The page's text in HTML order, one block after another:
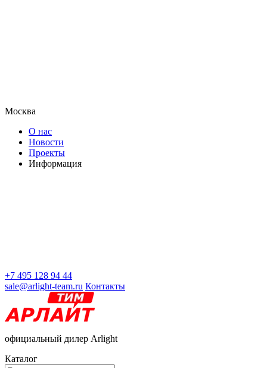
Москва
О нас
Новости
Проекты
Информация
+7 495 128 94 44
sale@arlight-team.ru Контакты
официальный дилер Arlight
Каталог